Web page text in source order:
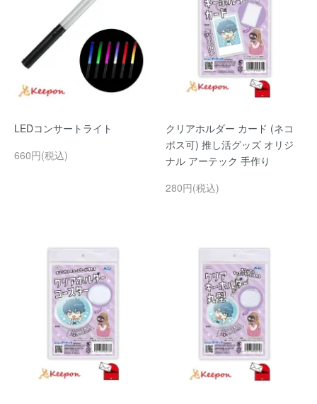
LEDコンサートライト
660円(税込)
クリアホルダー カード (ネコ
ポス可) 推し活グッズ オリジ
ナル アーテック 手作り
280円(税込)